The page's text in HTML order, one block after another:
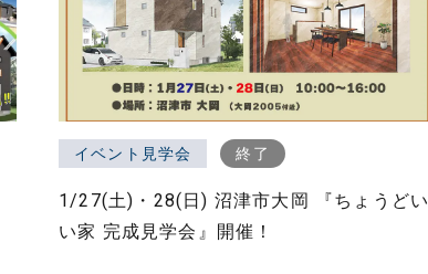
イベント見学会 終了
1/27(土)・28(日) 沼津市大岡 『ちょうどい
い家 完成見学会』開催！